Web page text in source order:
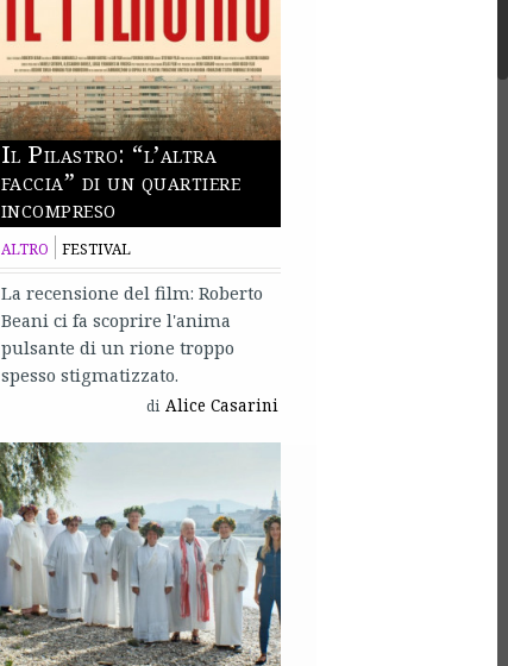
Il Pilastro: “l’altra
faccia” di un quartiere
incompreso
ALTRO FESTIVAL
La recensione del film: Roberto
Beani ci fa scoprire l'anima
pulsante di un rione troppo
spesso stigmatizzato.
di Alice Casarini